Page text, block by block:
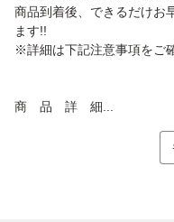
商品到着後、できるだけお
ます!!
※詳細は下記注意事項をご
商 品 詳 細...